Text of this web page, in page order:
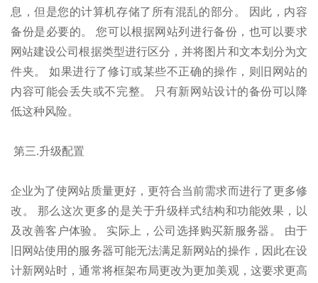
息，但是您的计算机存储了所有混乱的部分。 因此，内容
备份是必要的。 您可以根据网站列进行备份，也可以要求
网站建设公司根据类型进行区分，并将图片和文本划分为文
件夹。 如果进行了修订或某些不正确的操作，则旧网站的
内容可能会丢失或不完整。 只有新网站设计的备份可以降
低这种风险。
第三.升级配置
企业为了使网站质量更好，更符合当前需求而进行了更多修
改。 那么这次更多的是关于升级样式结构和功能效果，以
及改善客户体验。 实际上，公司选择购买新服务器。 由于
旧网站使用的服务器可能无法满足新网站的操作，因此在设
计新网站时，通常将框架布局更改为更加美观，这要求更高